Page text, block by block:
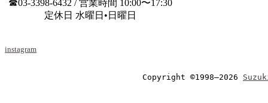
☎03-3398-6432 / 営業時間 10:00〜17:30
定休日 水曜日•日曜日
instagram
Copyright ©1998–2026